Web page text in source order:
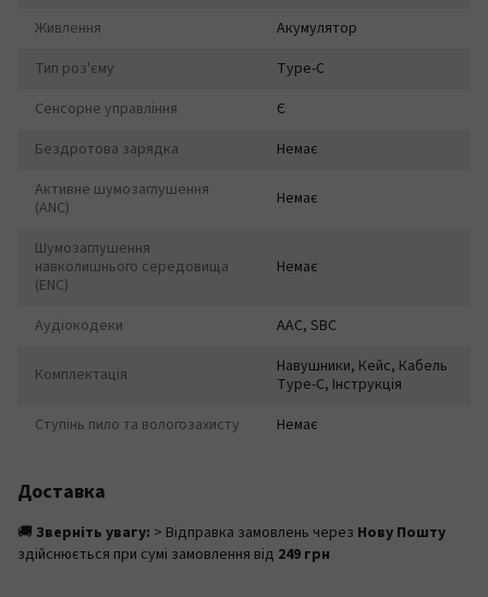
Живлення
Акумулятор
Тип роз'єму
Type-C
Сенсорне управління
Є
Бездротова зарядка
Немає
Активне шумозаглушення
(ANC)
Немає
Шумозаглушення
навколишнього середовища
(ENC)
Немає
Аудіокодеки AAC, SBC
Комплектація
Навушники, Кейс, Кабель
Type-C, Інструкція
Ступінь пило та вологозахисту
Немає
Доставка
🚚 Зверніть увагу: > Відправка замовлень через Нову Пошту
здійснюється при сумі замовлення від 249 грн